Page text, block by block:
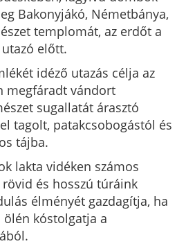
Bakonyjákó, Németbánya,
templomát, az erdőt a
előtt.
idéző utazás célja az
megfáradt vándort
sugallatát árasztó
tagolt, patakcsobogástól és
tájba.
lakta vidéken számos
és hosszú túráink
élményét gazdagítja, ha
ölén kóstolgatja a